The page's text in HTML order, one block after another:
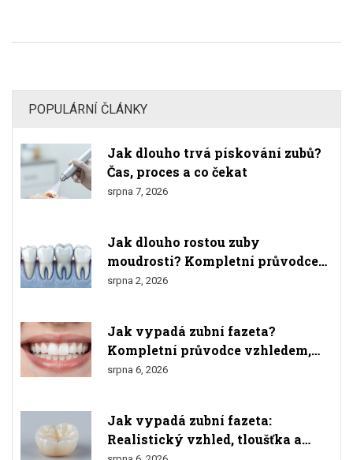
POPULÁRNÍ ČLÁNKY
Jak dlouho trvá pískování zubů?
Čas, proces a co čekat
srpna 7, 2026
Jak dlouho rostou zuby
moudrosti? Kompletní průvodce
růstem, bolestmi a odstraněním
srpna 2, 2026
Jak vypadá zubní fazeta?
Kompletní průvodce vzhledem,
materiály a výsledkem
srpna 6, 2026
Jak vypadá zubní fazeta:
Realistický vzhled, tloušťka a